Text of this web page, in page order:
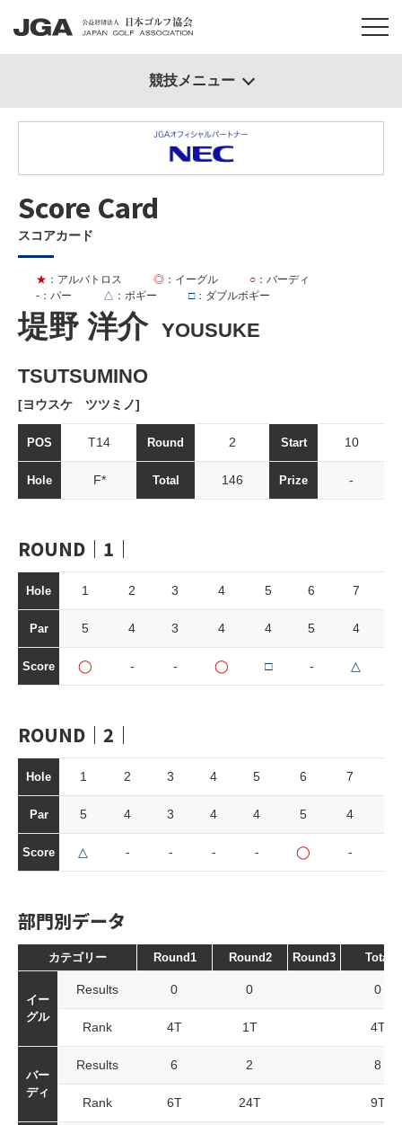
Score Card
スコアカード
堤野 洋介 YOUSUKE
TSUTSUMINO
[ヨウスケ ツツミノ]
★ ：アルバトロス ◎ ：イーグル ○ ：バーディ
- ：パー △ ：ボギー □：ダブルボギー
POS T14 Round 2 Start 10
Hole F* Total 146 Prize -
ROUND｜1｜
Hole 1 2 3 4 5 6 7
Par 5 4 3 4 4 5 4
Score ◯ - - ◯ □ - △
ROUND｜2｜
Hole 1 2 3 4 5 6 7
Par 5 4 3 4 4 5 4
Score △ - - - - ◯ -
部門別データ
カテゴリー Round1 Round2 Round3 Total
イー
グル
Results 0 0 0
Rank 4T 1T 4T
バー
ディ
Results 6 2 8
Rank 6T 24T 9T
競技メニュー